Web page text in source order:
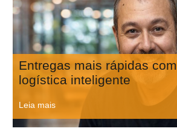
Entregas mais rápidas com
logística inteligente
Leia mais